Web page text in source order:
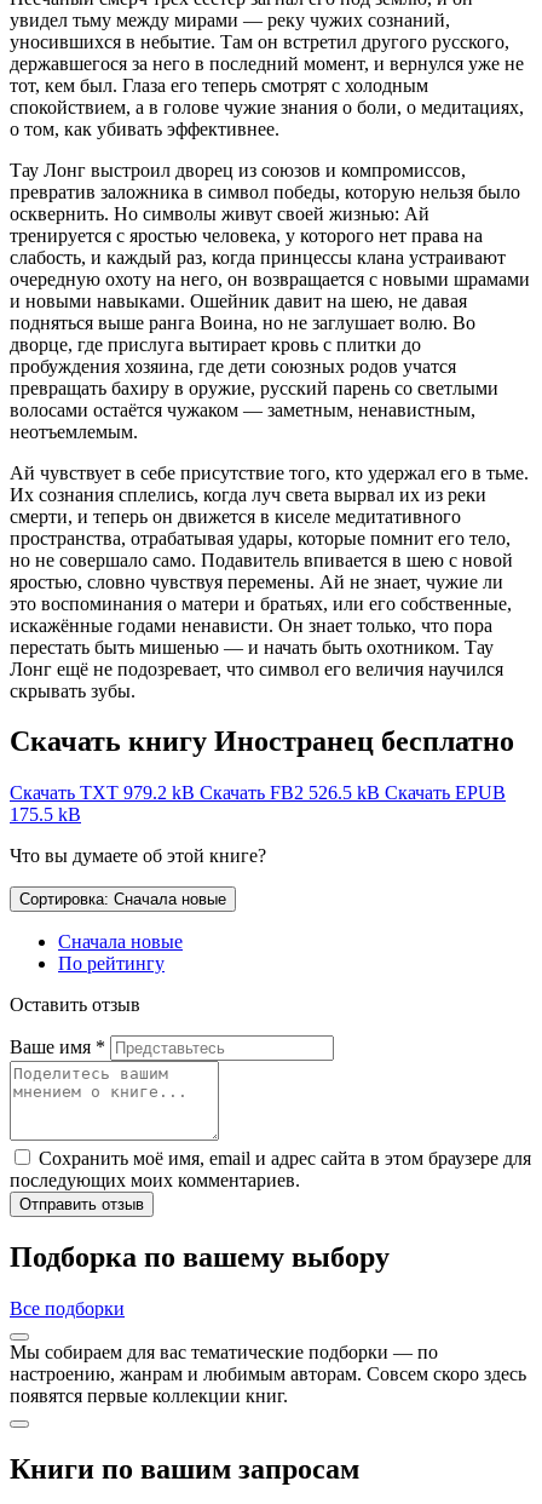
увидел тьму между мирами — реку чужих сознаний,
уносившихся в небытие. Там он встретил другого русского,
державшегося за него в последний момент, и вернулся уже не
тот, кем был. Глаза его теперь смотрят с холодным
спокойствием, а в голове чужие знания о боли, о медитациях,
о том, как убивать эффективнее.
Тау Лонг выстроил дворец из союзов и компромиссов,
превратив заложника в символ победы, которую нельзя было
осквернить. Но символы живут своей жизнью: Ай
тренируется с яростью человека, у которого нет права на
слабость, и каждый раз, когда принцессы клана устраивают
очередную охоту на него, он возвращается с новыми шрамами
и новыми навыками. Ошейник давит на шею, не давая
подняться выше ранга Воина, но не заглушает волю. Во
дворце, где прислуга вытирает кровь с плитки до
пробуждения хозяина, где дети союзных родов учатся
превращать бахиру в оружие, русский парень со светлыми
волосами остаётся чужаком — заметным, ненавистным,
неотъемлемым.
Ай чувствует в себе присутствие того, кто удержал его в тьме.
Их сознания сплелись, когда луч света вырвал их из реки
смерти, и теперь он движется в киселе медитативного
пространства, отрабатывая удары, которые помнит его тело,
но не совершало само. Подавитель впивается в шею с новой
яростью, словно чувствуя перемены. Ай не знает, чужие ли
это воспоминания о матери и братьях, или его собственные,
искажённые годами ненависти. Он знает только, что пора
перестать быть мишенью — и начать быть охотником. Тау
Лонг ещё не подозревает, что символ его величия научился
скрывать зубы.
Скачать книгу Иностранец бесплатно
Скачать TXT 979.2 kB Скачать FB2 526.5 kB Скачать EPUB
175.5 kB
Что вы думаете об этой книге?
Сортировка: Сначала новые
Сначала новые
По рейтингу
Оставить отзыв
Ваше имя *
Сохранить моё имя, email и адрес сайта в этом браузере для
последующих моих комментариев.
Отправить отзыв
Подборка по вашему выбору
Все подборки
Мы собираем для вас тематические подборки — по
настроению, жанрам и любимым авторам. Совсем скоро здесь
появятся первые коллекции книг.
Книги по вашим запросам